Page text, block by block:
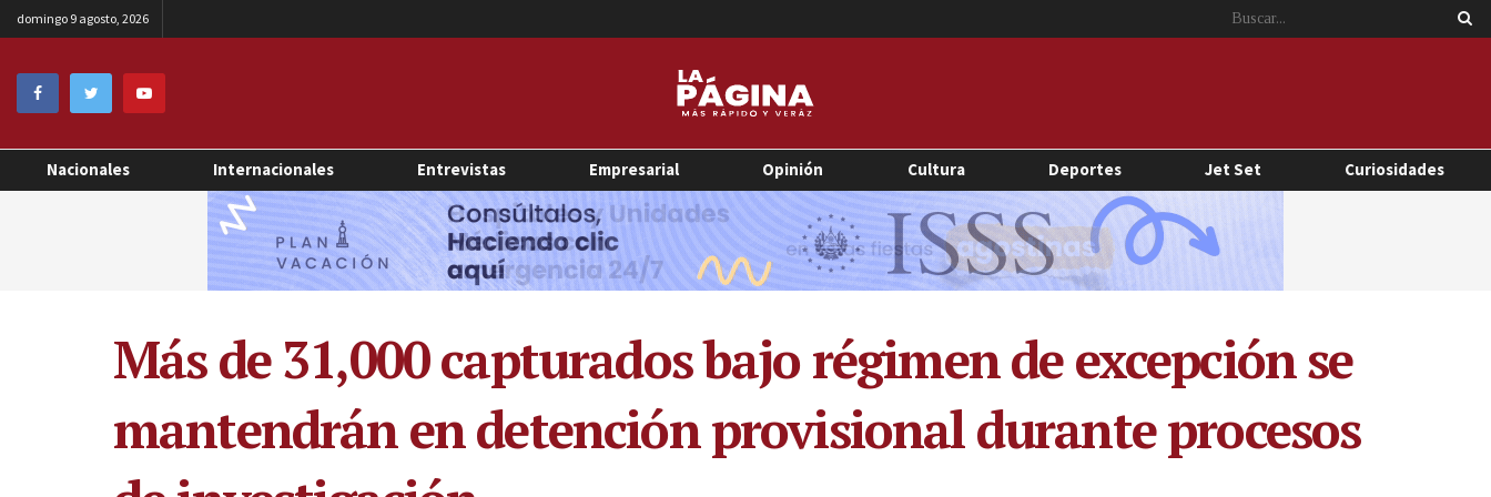
domingo 9 agosto, 2026
Nacionales Internacionales Entrevistas Empresarial Opinión Cultura Deportes Jet Set Curiosidades
Más de 31,000 capturados bajo régimen de excepción se
mantendrán en detención provisional durante procesos